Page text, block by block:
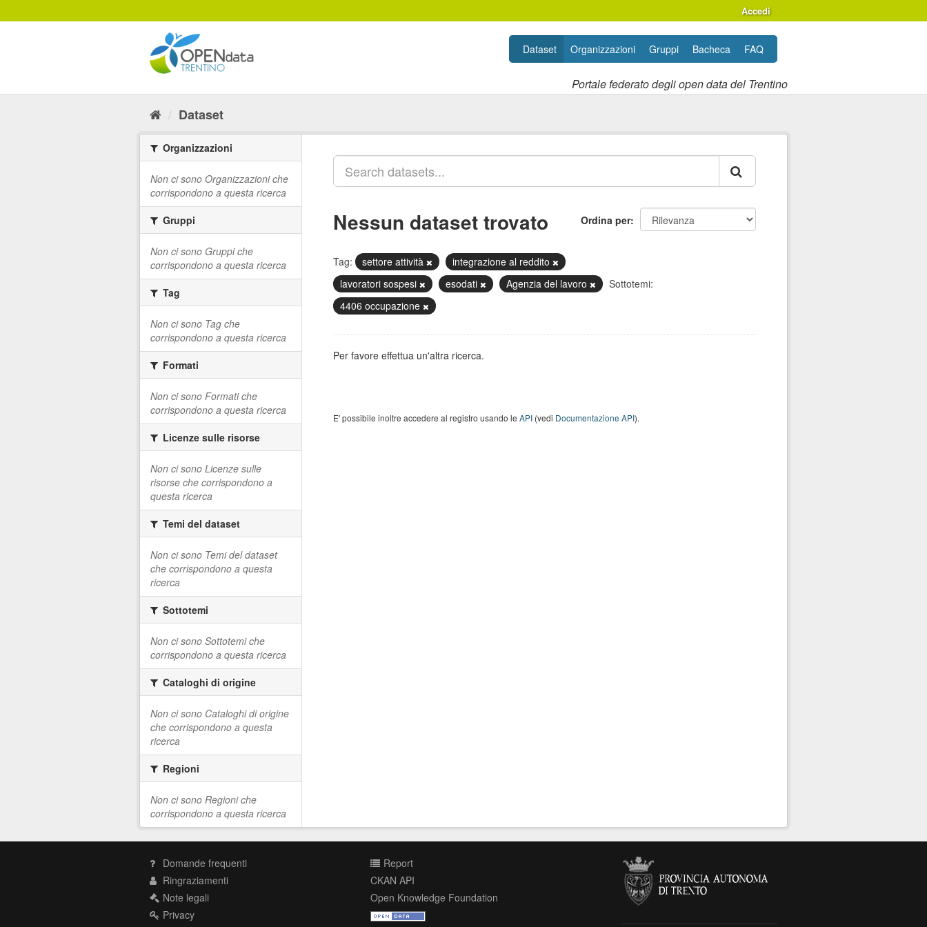
al
Accedi
Portale federato degli open data del Trentino
Dataset Organizzazioni Gruppi Bacheca FAQ
Dataset
Organizzazioni
Non ci sono Organizzazioni che
corrispondono a questa ricerca
Gruppi
Non ci sono Gruppi che
corrispondono a questa ricerca
Tag
Non ci sono Tag che
corrispondono a questa ricerca
Formati
Non ci sono Formati che
corrispondono a questa ricerca
Licenze sulle risorse
Non ci sono Licenze sulle
risorse che corrispondono a
questa ricerca
Temi del dataset
Non ci sono Temi del dataset
che corrispondono a questa
ricerca
Sottotemi
Non ci sono Sottotemi che
corrispondono a questa ricerca
Cataloghi di origine
Non ci sono Cataloghi di origine
che corrispondono a questa
ricerca
Regioni
Non ci sono Regioni che
corrispondono a questa ricerca
Ordina per
Nessun dataset trovato
Tag: settore attività
integrazione al reddito
lavoratori sospesi
esodati Agenzia del lavoro
Sottotemi:
4406 occupazione
Per favore effettua un'altra ricerca.
E' possibile inoltre accedere al registro usando le API(vedi Documentazione API).
Domande frequenti
Ringraziamenti
Note legali
Privacy
Report
CKAN API
Open Knowledge Foundation